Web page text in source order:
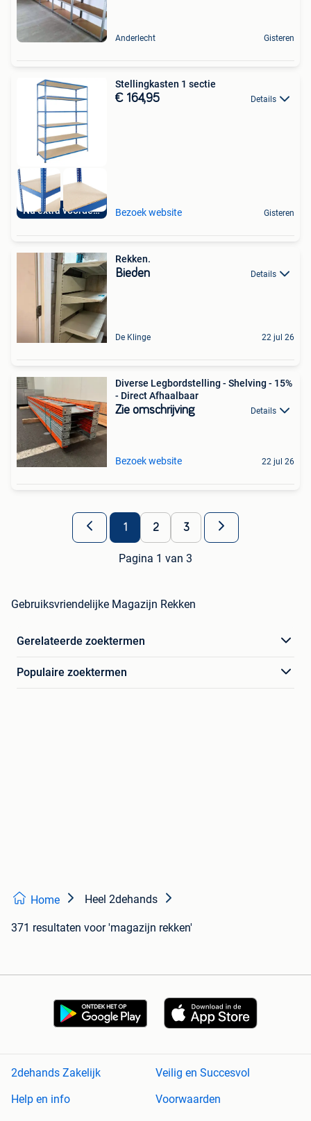
Anderlecht Gisteren
Nu extra voordelig
Stellingkasten 1 sectie
€ 164,95 Details
Bezoek website Gisteren
Rekken.
Bieden Details
De Klinge 22 jul 26
Diverse Legbordstelling - Shelving - 15%
- Direct Afhaalbaar
Zie omschrijving Details
Bezoek website 22 jul 26
1 2 3
Pagina 1 van 3
Gebruiksvriendelijke Magazijn Rekken
Gerelateerde zoektermen
Populaire zoektermen
Home Heel 2dehands
371 resultaten voor 'magazijn rekken'
2dehands Zakelijk
Veilig en Succesvol
Help en info
Voorwaarden